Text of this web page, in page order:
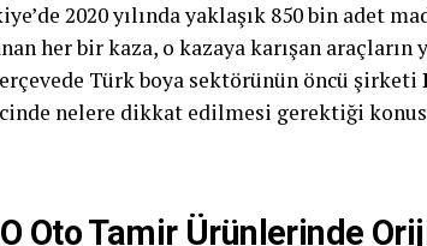
2020 yılında yaklaşık 850 bin adet
her bir kaza, o kazaya karışan
Türk boya sektörünün öncü şirketi
nelere dikkat edilmesi gerektiği
Oto Tamir Ürünlerinde